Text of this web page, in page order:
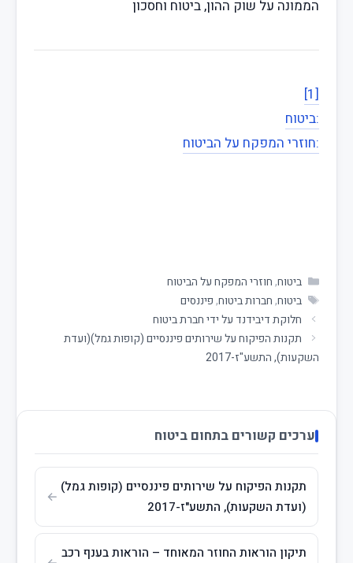
הממונה על שוק ההון, ביטוח וחסכון
[1]
:ביטוח
:חוזרי המפקח על הביטוח
ביטוח, חוזרי המפקח על הביטוח
ביטוח, חברות ביטוח, פיננסים
חלוקת דיבידנד על ידי חברת ביטוח
תקנות הפיקוח על שירותים פיננסיים (קופות גמל)(ועדת
השקעות), התשע"ז-2017
ערכים קשורים בתחום ביטוח
תקנות הפיקוח על שירותים פיננסיים (קופות גמל)
(ועדת השקעות), התשע"ז-2017
תיקון הוראות החוזר המאוחד – הוראות בענף רכב